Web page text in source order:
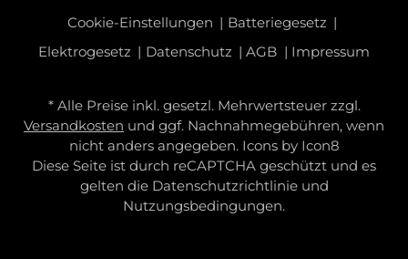
Cookie-Einstellungen
Batteriegesetz
Elektrogesetz
Datenschutz AGB Impressum
* Alle Preise inkl. gesetzl. Mehrwertsteuer zzgl.
Versandkosten und ggf. Nachnahmegebühren, wenn
nicht anders angegeben. Icons by Icon8
Diese Seite ist durch reCAPTCHA geschützt und es
gelten die Datenschutzrichtlinieund
Nutzungsbedingungen.